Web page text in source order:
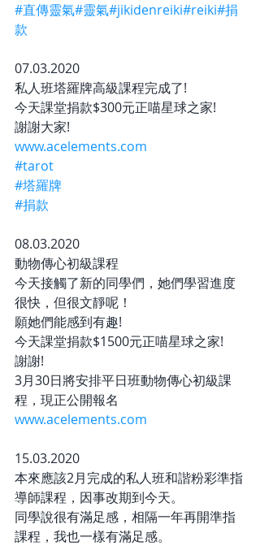
#直傳靈氣#靈氣#jikidenreiki#reiki#捐
款
07.03.2020
私人班塔羅牌高級課程完成了!
今天課堂捐款$300元正喵星球之家!
謝謝大家!
www.acelements.com
#tarot
#塔羅牌
#捐款
08.03.2020
動物傳心初級課程
今天接觸了新的同學們，她們學習進度
很快，但很文靜呢！
願她們能感到有趣!
今天課堂捐款$1500元正喵星球之家!
謝謝!
3月30日將安排平日班動物傳心初級課
程，現正公開報名
www.acelements.com
15.03.2020
本來應該2月完成的私人班和諧粉彩準指
導師課程，因事改期到今天。
同學說很有滿足感，相隔一年再開準指
課程，我也一樣有滿足感。